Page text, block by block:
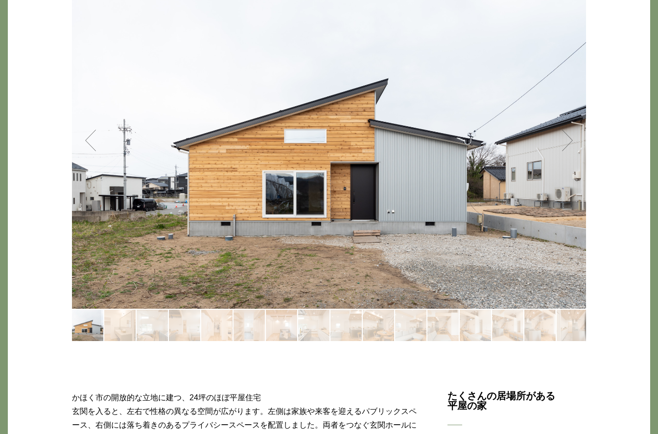
かほく市の開放的な立地に建つ、24坪のほぼ平屋住宅
玄関を入ると、左右で性格の異なる空間が広がります。左側は家族や来客を迎えるパブリックスペ
ース、右側には落ち着きのあるプライバシースペースを配置しました。両者をつなぐ玄関ホールに
たくさんの居場所がある
平屋の家